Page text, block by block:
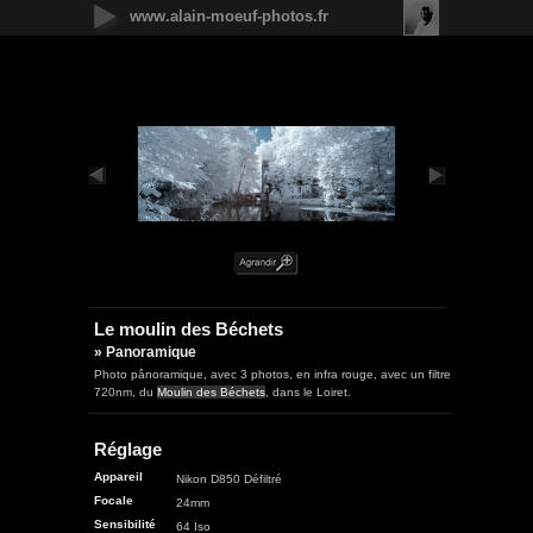
www.alain-moeuf-photos.fr
Le moulin des Béchets
» Panoramique
Photo pânoramique, avec 3 photos, en infra rouge, avec un filtre
720nm, du Moulin des Béchets , dans le Loiret.
Réglage
Appareil
Nikon D850 Défiltré
Focale
24mm
Sensibilité
64 Iso